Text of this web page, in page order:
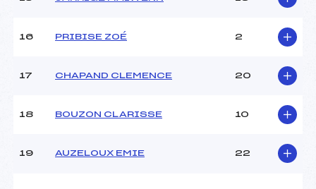
Pénalité appliquée :
79.6900
16 PRIBISE ZOÉ 2
17 CHAPAND CLEMENCE 20
18 BOUZON CLARISSE 10
19 AUZELOUX EMIE 22